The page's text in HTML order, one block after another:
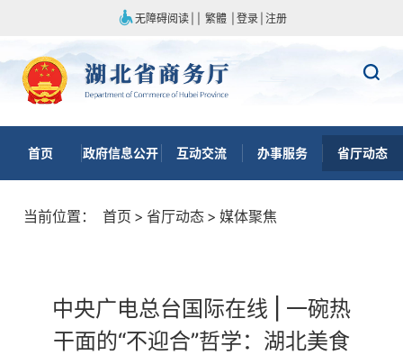
无障碍阅读 繁體 登录 注册
首页 政府信息公开 互动交流 办事服务 省厅动态
当前位置： 首页 > 省厅动态 > 媒体聚焦
中央广电总台国际在线 | 一碗热
干面的“不迎合”哲学：湖北美食